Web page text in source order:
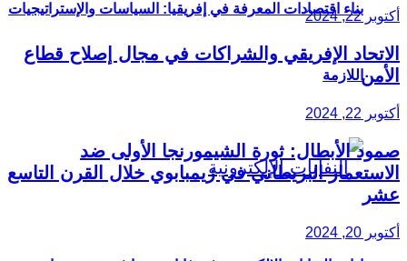
بناء اقتصادات المعرفة في إفريقيا: السياسات والإستراتيجيات
اللازمة
أكتوبر 22, 2024
الاتحاد الإفريقي والشراكات في مجال إصلاح قطاع
الأمن
أكتوبر 22, 2024
صمود الأبطال: ثورة الشيمورنجا الأولى ضد
الاستعمار البريطاني في زيمبابوي خلال القرن التاسع
عشر
أكتوبر 20, 2024